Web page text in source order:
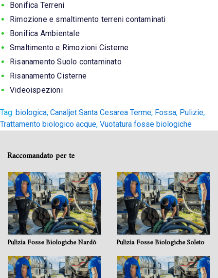
Bonifica Terreni
Rimozione e smaltimento terreni contaminati
Bonifica Ambientale
Smaltimento e Rimozioni Cisterne
Risanamento Suolo contaminato
Risanamento Cisterne
Videoispezioni
Tag: biologica, Canaljet Santa Cesarea Terme, Fossa, Pulizie,
Trattamento biologico acque, Vuotatura fosse biologiche
Raccomandato per te
Pulizia Fosse Biologiche Nardò Pulizia Fosse Biologiche Soleto